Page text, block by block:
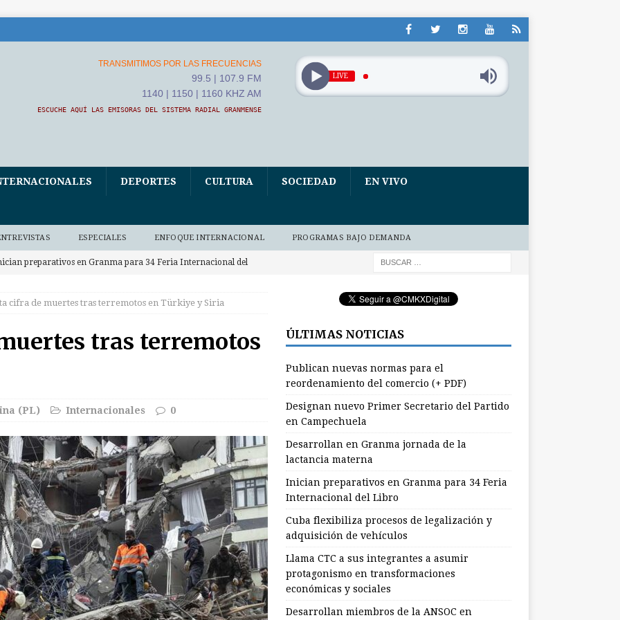
TRANSMITIMOS POR LAS FRECUENCIAS
99.5 | 107.9 FM
1140 | 1150 | 1160 KHZ AM
ESCUCHE AQUÍ LAS EMISORAS DEL SISTEMA RADIAL GRANMENSE
LIVE
DEPORTES CULTURA SOCIEDAD EN VIVO
ESPECIALES ENFOQUE INTERNACIONAL PROGRAMAS BAJO DEMANDA
preparativos en Granma para 34 Feria Internacional del
flexibiliza procesos de legalización y adquisición de vehículos
y sociales
nuevas normas para el reordenamiento del comercio (+
nuevo Primer Secretario del Partido en Campechuela
en Granma jornada de la lactancia materna
cifra de muertes tras terremotos en Türkiye y Siria
tras terremotos
(PL) Internacionales 0
ÚLTIMAS NOTICIAS
Publican nuevas normas para el
reordenamiento del comercio (+ PDF)
Designan nuevo Primer Secretario del Partido
en Campechuela
Desarrollan en Granma jornada de la
lactancia materna
Inician preparativos en Granma para 34 Feria
Internacional del Libro
Cuba flexibiliza procesos de legalización y
adquisición de vehículos
Llama CTC a sus integrantes a asumir
protagonismo en transformaciones
económicas y sociales
Desarrollan miembros de la ANSOC en